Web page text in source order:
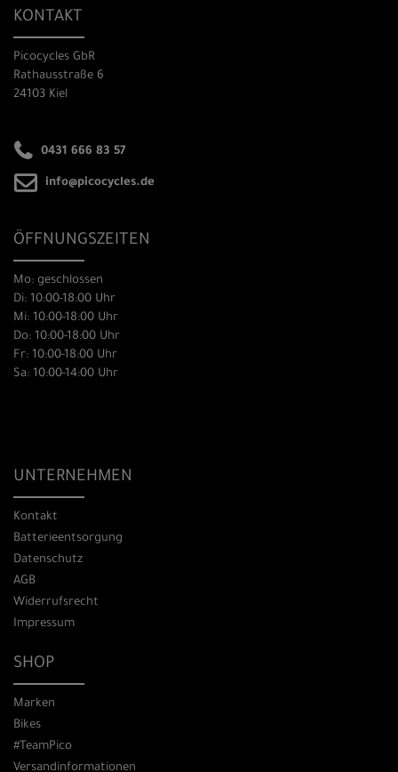
KONTAKT
Picocycles GbR
Rathausstraße 6
24103 Kiel
0431 666 83 57
info@picocycles.de
ÖFFNUNGSZEITEN
Mo: geschlossen
Di: 10:00-18:00 Uhr
Mi: 10:00-18:00 Uhr
Do: 10:00-18:00 Uhr
Fr: 10:00-18:00 Uhr
Sa: 10:00-14:00 Uhr
UNTERNEHMEN
Kontakt
Batterieentsorgung
Datenschutz
AGB
Widerrufsrecht
Impressum
SHOP
Marken
Bikes
#TeamPico
Versandinformationen